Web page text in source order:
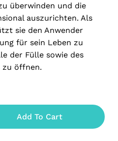
überwinden und die
auszurichten. Als
sie den Anwender
für sein Leben zu
der Fülle sowie des
zu öffnen.
Add To Cart